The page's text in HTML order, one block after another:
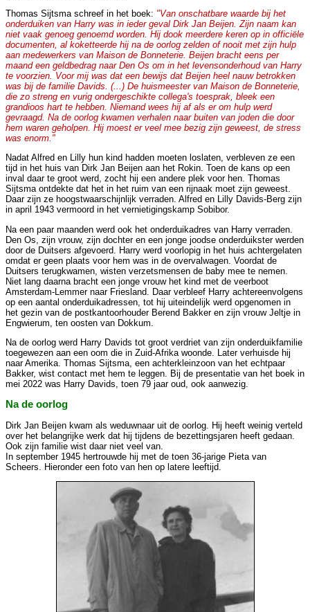
Thomas Sijtsma schreef in het boek: "Van onschatbare waarde bij het
onderduiken van Harry was in ieder geval Dirk Jan Beijen. Zijn naam kan
niet vaak genoeg genoemd worden. Hij dook meerdere keren op in officiële
documenten, al koketteerde hij na de oorlog zelden of nooit met zijn hulp
aan medewerkers van Maison de Bonneterie. Beijen bracht eens per
maand een geldbedrag naar Den Os om in het levensonderhoud van Harry
te voorzien. Voor mij was dat een bewijs dat Beijen heel nauw betrokken
was bij de familie Davids. (...) De huismeester van Maison de Bonneterie,
die zo streng en vurig ondergeschikte collega's toesprak, bleek een
grandioos hart te hebben. Niemand wees hij af als er om hulp werd
gevraagd. Na de oorlog kwamen verhalen naar buiten van joden die door
hem waren geholpen. Hij moest er veel mee bezig zijn geweest, de stress
was enorm."
Nadat Alfred en Lilly hun kind hadden moeten loslaten, verbleven ze een
tijd in het huis van Dirk Jan Beijen aan het Rokin. Toen de kans op een
inval daar te groot werd, zocht hij een andere plek voor hen. Thomas
Sijtsma ontdekte dat het in het ruim van een rijnaak moet zijn geweest.
Daar zijn ze hoogstwaarschijnlijk verraden. Alfred en Lilly Davids-Berg zijn
in april 1943 vermoord in het vernietigingskamp Sobibor.
Na een paar maanden werd ook het onderduikadres van Harry verraden.
Den Os, zijn vrouw, zijn dochter en een jonge joodse onderduikster werden
door de Duitsers afgevoerd. Harry werd voorlopig in het huis achtergelaten
omdat er geen plaats voor hem was in de overvalwagen. Voordat de
Duitsers terugkwamen, wisten verzetsmensen de baby mee te nemen.
Niet lang daarna bracht een jonge vrouw het kind met de veerboot
Amsterdam-Lemmer naar Friesland. Daar verbleef Harry achtereenvolgens
op een aantal onderduikadressen, tot hij uiteindelijk werd opgenomen in
het gezin van de postkantoorhouder Berend Bakker en zijn vrouw Jeltje in
Engwierum, ten oosten van Dokkum.
Na de oorlog werd Harry Davids tot groot verdriet van zijn onderduikfamilie
toegewezen aan een oom die in Zuid-Afrika woonde. Later verhuisde hij
naar Amerika. Thomas Sijtsma, een achterkleinzoon van het echtpaar
Bakker, wist contact met hem te leggen. Bij de presentatie van het boek in
mei 2022 was Harry Davids, toen 79 jaar oud, ook aanwezig.
Na de oorlog
Dirk Jan Beijen kwam als weduwnaar uit de oorlog. Hij heeft weinig verteld
over het belangrijke werk dat hij tijdens de bezettingsjaren heeft gedaan.
Ook zijn familie wist daar niet veel van.
In september 1945 hertrouwde hij met de toen 36-jarige Pieta van
Scheers. Hieronder een foto van hen op latere leeftijd.